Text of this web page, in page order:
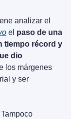
analizar el
el paso de una
tiempo récord y
dio
los márgenes
y ser